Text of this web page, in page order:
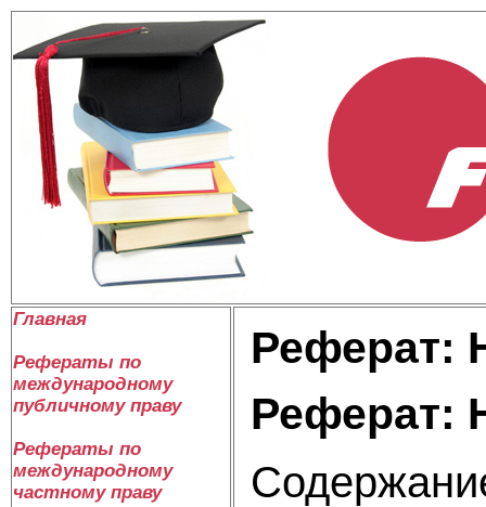
Главная
Рефераты по
международному
публичному праву
Рефераты по
международному
частному праву
Реферат:
Реферат: